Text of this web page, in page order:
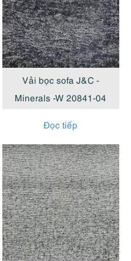
Vải bọc sofa J&C -
Minerals -W 20841-04
Đọc tiếp